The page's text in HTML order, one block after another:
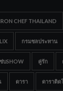
CHEF THAILAND
กรมชลประทาน
บSHOW คู่รัก
ดารา ดาราติด